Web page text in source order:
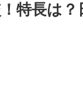
特長は？